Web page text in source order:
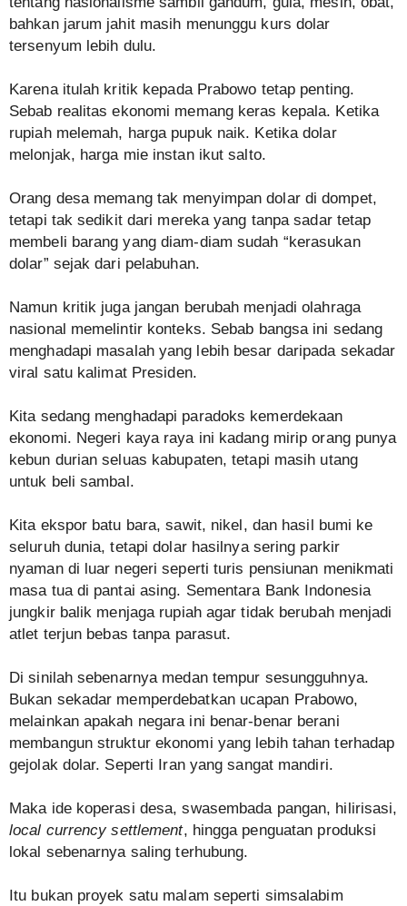
bahkan jarum jahit masih menunggu kurs dolar
tersenyum lebih dulu.
Karena itulah kritik kepada Prabowo tetap penting.
Sebab realitas ekonomi memang keras kepala. Ketika
rupiah melemah, harga pupuk naik. Ketika dolar
melonjak, harga mie instan ikut salto.
Orang desa memang tak menyimpan dolar di dompet,
tetapi tak sedikit dari mereka yang tanpa sadar tetap
membeli barang yang diam-diam sudah “kerasukan
dolar” sejak dari pelabuhan.
Namun kritik juga jangan berubah menjadi olahraga
nasional memelintir konteks. Sebab bangsa ini sedang
menghadapi masalah yang lebih besar daripada sekadar
viral satu kalimat Presiden.
Kita sedang menghadapi paradoks kemerdekaan
ekonomi. Negeri kaya raya ini kadang mirip orang punya
kebun durian seluas kabupaten, tetapi masih utang
untuk beli sambal.
Kita ekspor batu bara, sawit, nikel, dan hasil bumi ke
seluruh dunia, tetapi dolar hasilnya sering parkir
nyaman di luar negeri seperti turis pensiunan menikmati
masa tua di pantai asing. Sementara Bank Indonesia
jungkir balik menjaga rupiah agar tidak berubah menjadi
atlet terjun bebas tanpa parasut.
Di sinilah sebenarnya medan tempur sesungguhnya.
Bukan sekadar memperdebatkan ucapan Prabowo,
melainkan apakah negara ini benar-benar berani
membangun struktur ekonomi yang lebih tahan terhadap
gejolak dolar. Seperti Iran yang sangat mandiri.
Maka ide koperasi desa, swasembada pangan, hilirisasi,
local currency settlement, hingga penguatan produksi
lokal sebenarnya saling terhubung.
Itu bukan proyek satu malam seperti simsalabim